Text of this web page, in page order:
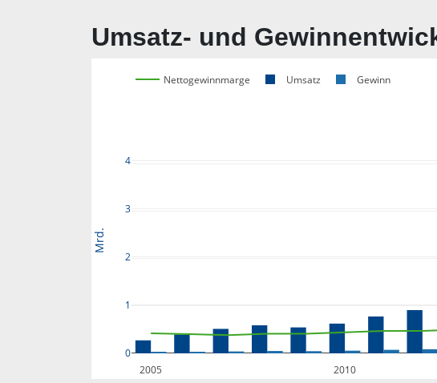
Umsatz- und
2005 2010
0
1
2
3
4
Nettogewinnmarge Umsatz Gewinn
Mrd.